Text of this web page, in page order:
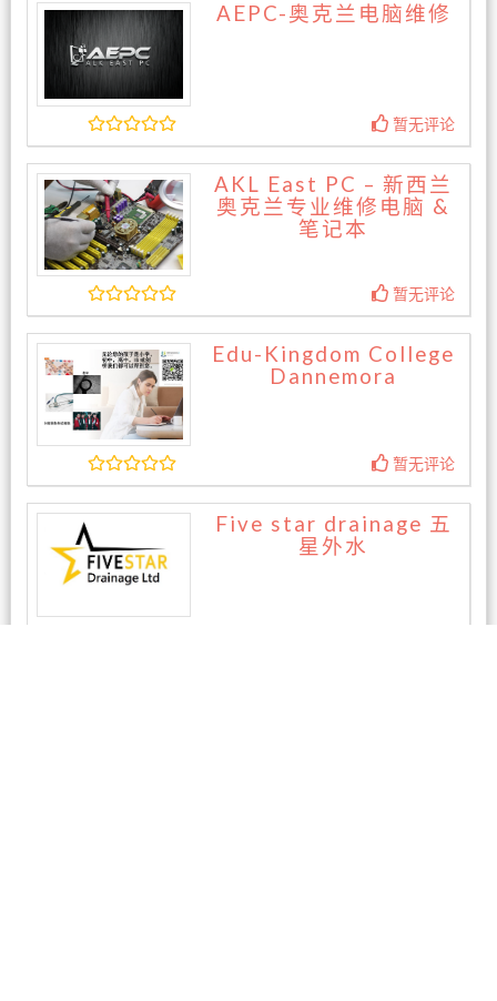
AEPC-奥克兰电脑维修
暂无评论
AKL East PC – 新西兰
奥克兰专业维修电脑 &
笔记本
暂无评论
Edu-Kingdom College
Dannemora
暂无评论
Five star drainage 五
星外水